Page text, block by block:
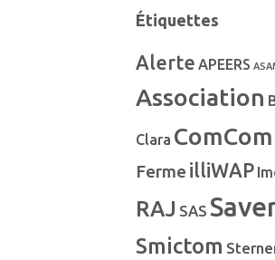
é
g
r
e
Étiquettes
Alerte APEERS
Association
Clara ComCom
Ferme illiWAP
RAJ SAS
Smictom